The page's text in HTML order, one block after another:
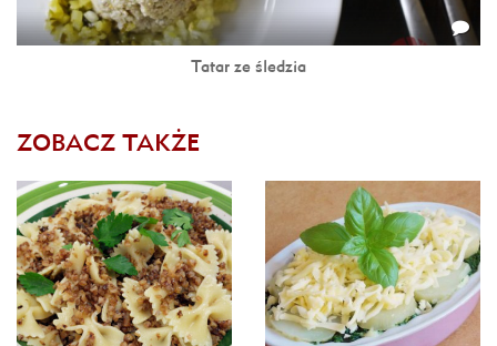
Tatar ze śledzia
ZOBACZ TAKŻE